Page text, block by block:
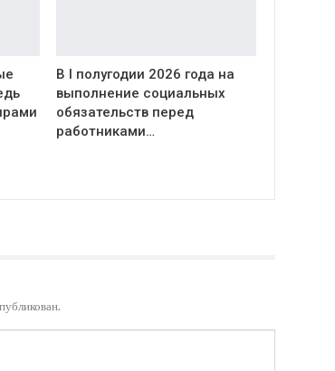
В I полугодии 2026 года на
выполнение социальных
обязательств перед
работниками…